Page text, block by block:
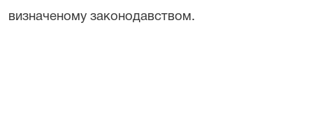
визначеному законодавством.